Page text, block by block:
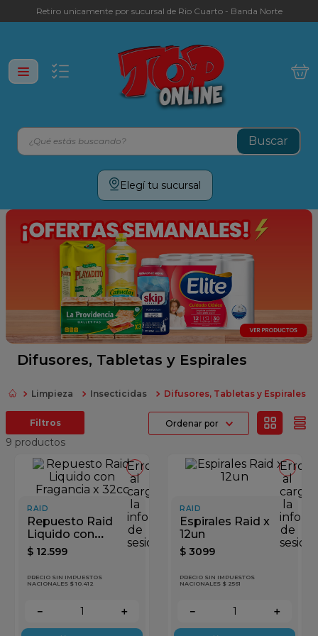
Retiro unicamente por sucursal de Rio Cuarto - Banda Norte
¿Qué estás buscando?
Elegí tu sucursal
Difusores, Tabletas y Espirales
Limpieza Insecticidas Difusores, Tabletas y Espirales
Ordenar por
9 productos
Error
al
cargar
la
información
de
sesión
RAID
Repuesto Raid
Liquido con
Fragancia x 32cc
$ 12.599
PRECIO SIN IMPUESTOS
NACIONALES $ 10.412
＋
－
Error
al
cargar
la
de
sesión
RAID
Espirales Raid x
12un
$ 3099
PRECIO SIN IMPUESTOS
NACIONALES $ 2561
＋
－
Términos más buscados
yerba
aceite
fideos
dulce leche
azucar